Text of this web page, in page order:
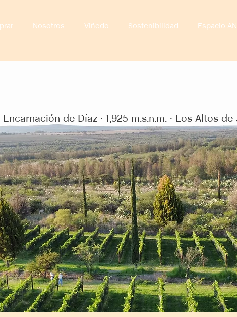
Nosotros Viñedo Sostenibilidad Espacio AN
Encarnación de Díaz · 1,925 m.s.n.m. · Los Altos